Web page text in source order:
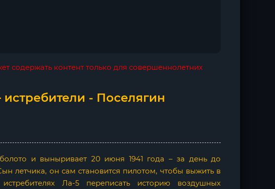
содержать контент только для совершеннолетних
- Поселягин
и выныривает 20 июня 1941 года – за день до
летчика, он сам становится пилотом, чтобы выжить в
Ла-5 переписать историю воздушных